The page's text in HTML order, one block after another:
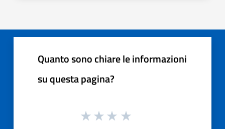
Quanto sono chiare le informazioni
su questa pagina?